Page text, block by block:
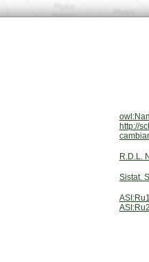
http://
R.D.L.
Sistat.